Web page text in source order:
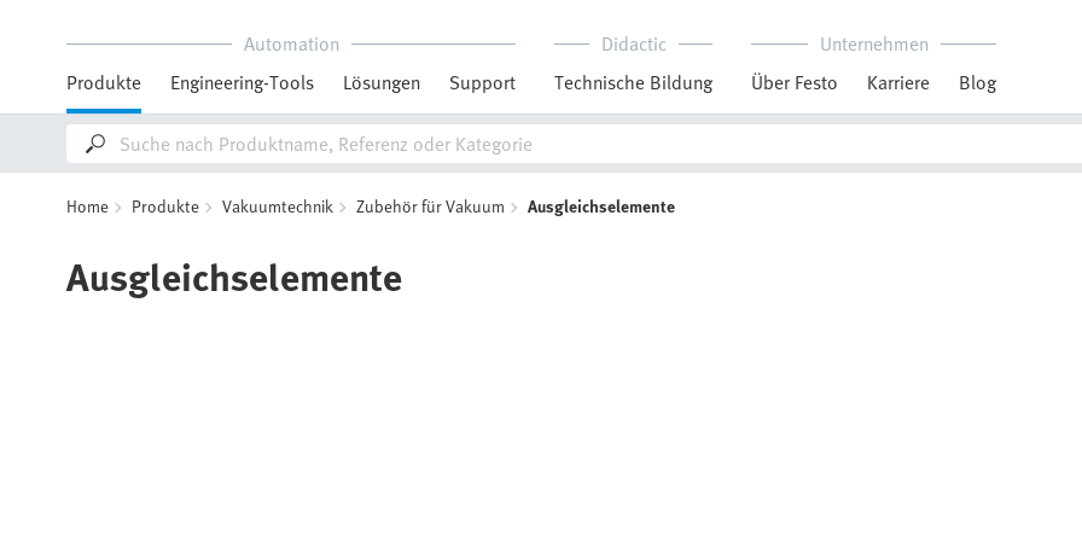
Automation
Produkte
Engineering-Tools Lösungen Support
Didactic
Technische Bildung
Unternehmen
Über Festo
Karriere Blog
Home Produkte Vakuumtechnik Zubehör für Vakuum Ausgleichselemente
Ausgleichselemente